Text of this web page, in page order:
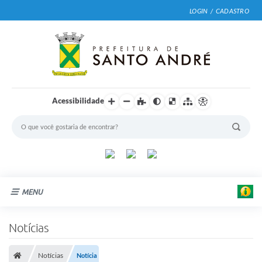
LOGIN / CADASTRO
Acessibilidade
MENU
Notícias
Notícias Notícia